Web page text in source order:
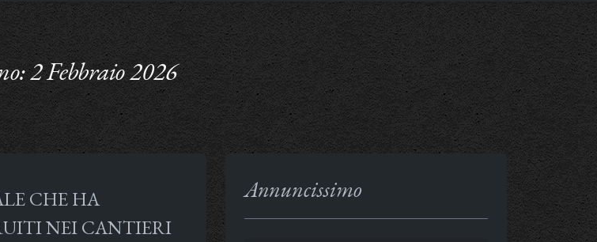
2 Febbraio 2026
CHE HA
NEI CANTIERI
Annuncissimo